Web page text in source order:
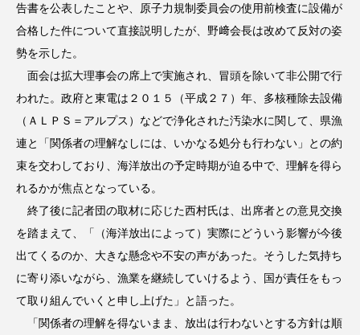
告書を公表したことや、原子力規制委員会の使用前検査に設備が
合格した件について直接説明したが、野﨑会長は改めて反対の姿
勢を示した。
面会は拡大理事会の席上で実施され、冒頭を除いて非公開で行
われた。政府と東電は２０１５（平成２７）年、多核種除去設備
（ＡＬＰＳ＝アルプス）などで浄化された汚染水に関して、県漁
連と「関係者の理解なしには、いかなる処分も行わない」との約
束を交わしており、海洋放出の予定時期が迫る中で、理解を得ら
れるかが焦点となっている。
終了後に記者団の取材に応じた西村氏は、出席者との意見交換
を踏まえて、「（海洋放出によって）実際にどういう影響が今後
出てくるのか、大きな懸念や不安の声があった。そうした気持ち
に寄り添いながら、漁業を継続していけるよう、国が責任をもっ
て取り組んでいくと申し上げた」と語った。
「関係者の理解を得ないまま、放出は行わないとする方針は順